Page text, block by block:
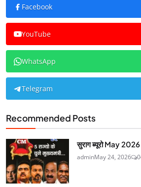
Facebook
YouTube
WhatsApp
Telegram
Recommended Posts
सुराग ब्यूरो May 2026
adminMay 24, 2026 0